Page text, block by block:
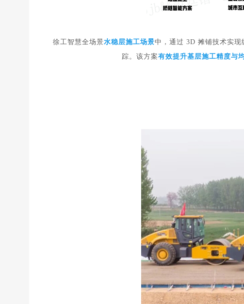
徐工智慧全场景水稳层施工场景中，通过 3D 摊铺技术实现
踪。该方案有效提升基层施工精度与